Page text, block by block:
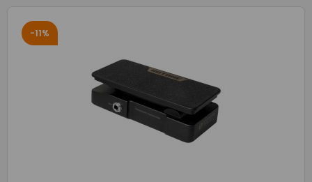
-11%